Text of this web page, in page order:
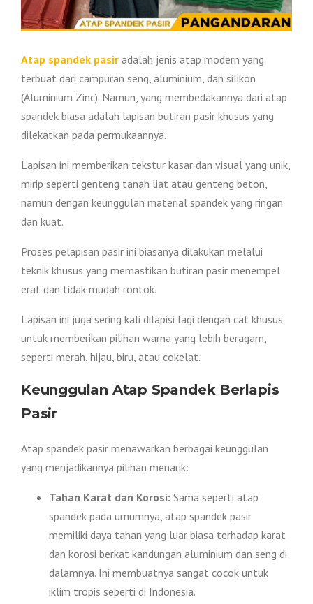
Atap spandek pasir adalah jenis atap modern yang
terbuat dari campuran seng, aluminium, dan silikon
(Aluminium Zinc). Namun, yang membedakannya dari atap
spandek biasa adalah lapisan butiran pasir khusus yang
dilekatkan pada permukaannya.
Lapisan ini memberikan tekstur kasar dan visual yang unik,
mirip seperti genteng tanah liat atau genteng beton,
namun dengan keunggulan material spandek yang ringan
dan kuat.
Proses pelapisan pasir ini biasanya dilakukan melalui
teknik khusus yang memastikan butiran pasir menempel
erat dan tidak mudah rontok.
Lapisan ini juga sering kali dilapisi lagi dengan cat khusus
untuk memberikan pilihan warna yang lebih beragam,
seperti merah, hijau, biru, atau cokelat.
Keunggulan Atap Spandek Berlapis
Pasir
Atap spandek pasir menawarkan berbagai keunggulan
yang menjadikannya pilihan menarik:
Tahan Karat dan Korosi: Sama seperti atap
spandek pada umumnya, atap spandek pasir
memiliki daya tahan yang luar biasa terhadap karat
dan korosi berkat kandungan aluminium dan seng di
dalamnya. Ini membuatnya sangat cocok untuk
iklim tropis seperti di Indonesia.